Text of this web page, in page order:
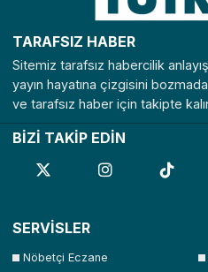
TARAFSIZ HABER
Sitemiz tarafsız habercilik
yayın hayatına çizgisini
ve tarafsız haber için takipte
BİZİ TAKİP EDİN
SERVİSLER
Nöbetçi Eczane